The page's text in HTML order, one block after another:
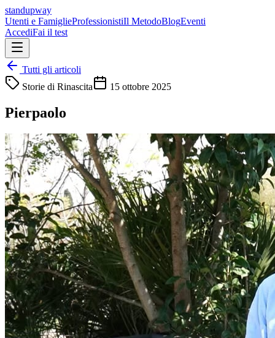
standupway
Utenti e FamiglieProfessionistiIl MetodoBlogEventi
AccediFai il test
Tutti gli articoli
Storie di Rinascita
15 ottobre 2025
Pierpaolo